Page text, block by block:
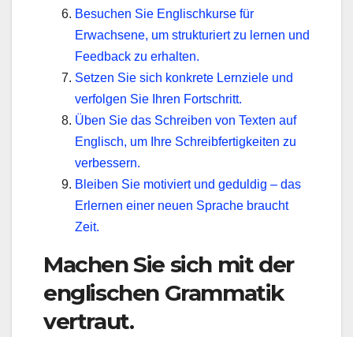
Besuchen Sie Englischkurse für
Erwachsene, um strukturiert zu lernen und
Feedback zu erhalten.
Setzen Sie sich konkrete Lernziele und
verfolgen Sie Ihren Fortschritt.
Üben Sie das Schreiben von Texten auf
Englisch, um Ihre Schreibfertigkeiten zu
verbessern.
Bleiben Sie motiviert und geduldig – das
Erlernen einer neuen Sprache braucht
Zeit.
Machen Sie sich mit der
englischen Grammatik
vertraut.